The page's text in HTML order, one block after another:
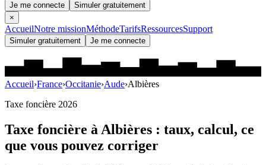
Je me connecte
Simuler gratuitement
×
AccueilNotre missionMéthodeTarifsRessourcesSupport
Simuler gratuitement Je me connecte
Accueil›France›Occitanie›Aude›Albières
Taxe foncière 2026
Taxe foncière àAlbières : taux, calcul, ce
que vous pouvez corriger